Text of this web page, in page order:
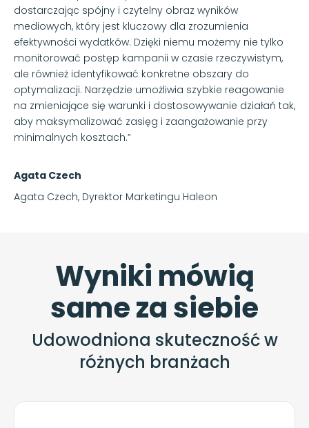
dostarczając spójny i czytelny obraz wyników
mediowych, który jest kluczowy dla zrozumienia
efektywności wydatków. Dzięki niemu możemy nie tylko
monitorować postęp kampanii w czasie rzeczywistym,
ale również identyfikować konkretne obszary do
optymalizacji. Narzędzie umożliwia szybkie reagowanie
na zmieniające się warunki i dostosowywanie działań tak,
aby maksymalizować zasięg i zaangażowanie przy
minimalnych kosztach.”
Agata Czech
Agata Czech, Dyrektor Marketingu Haleon
Wyniki mówią
same za siebie
Udowodniona skuteczność w
różnych branżach